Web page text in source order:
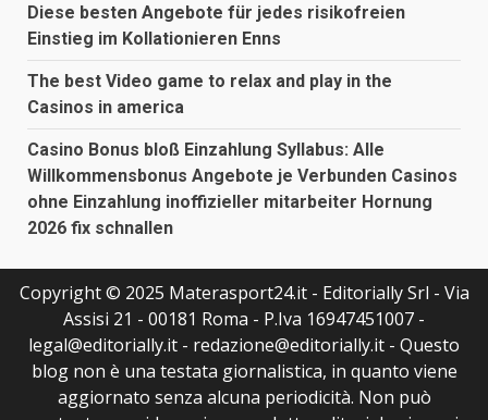
Diese besten Angebote für jedes risikofreien
Einstieg im Kollationieren Enns
The best Video game to relax and play in the
Casinos in america
Casino Bonus bloß Einzahlung Syllabus: Alle
Willkommensbonus Angebote je Verbunden Casinos
ohne Einzahlung inoffizieller mitarbeiter Hornung
2026 fix schnallen
Copyright © 2025 Materasport24.it - Editorially Srl - Via
Assisi 21 - 00181 Roma - P.Iva 16947451007 -
legal@editorially.it - redazione@editorially.it - Questo
blog non è una testata giornalistica, in quanto viene
aggiornato senza alcuna periodicità. Non può